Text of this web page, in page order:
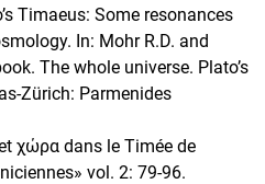
Timaeus: Some resonances
In: Mohr R.D. and
The whole universe. Plato’s
Zürich: Parmenides
χώρα dans le Timée de
vol. 2: 79-96.